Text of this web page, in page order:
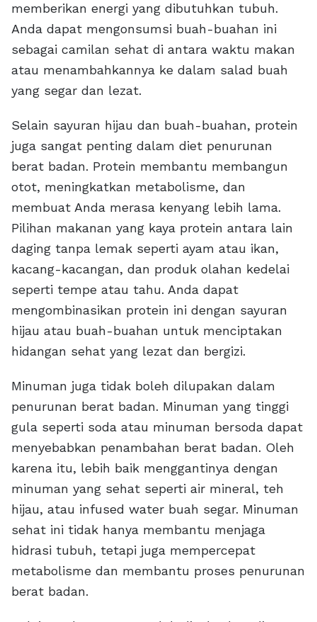
memberikan energi yang dibutuhkan tubuh.
Anda dapat mengonsumsi buah-buahan ini
sebagai camilan sehat di antara waktu makan
atau menambahkannya ke dalam salad buah
yang segar dan lezat.
Selain sayuran hijau dan buah-buahan, protein
juga sangat penting dalam diet penurunan
berat badan. Protein membantu membangun
otot, meningkatkan metabolisme, dan
membuat Anda merasa kenyang lebih lama.
Pilihan makanan yang kaya protein antara lain
daging tanpa lemak seperti ayam atau ikan,
kacang-kacangan, dan produk olahan kedelai
seperti tempe atau tahu. Anda dapat
mengombinasikan protein ini dengan sayuran
hijau atau buah-buahan untuk menciptakan
hidangan sehat yang lezat dan bergizi.
Minuman juga tidak boleh dilupakan dalam
penurunan berat badan. Minuman yang tinggi
gula seperti soda atau minuman bersoda dapat
menyebabkan penambahan berat badan. Oleh
karena itu, lebih baik menggantinya dengan
minuman yang sehat seperti air mineral, teh
hijau, atau infused water buah segar. Minuman
sehat ini tidak hanya membantu menjaga
hidrasi tubuh, tetapi juga mempercepat
metabolisme dan membantu proses penurunan
berat badan.